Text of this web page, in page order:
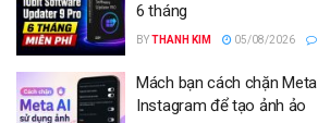
6 tháng
BYTHANH KIM 05/08/2026
Mách bạn cách chặn
Instagram để tạo ảnh ảo